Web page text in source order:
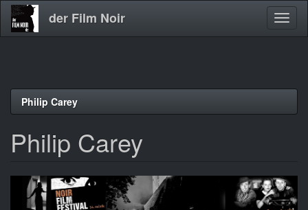
Direkt
der Film Noir
Philip Carey
Philip Carey